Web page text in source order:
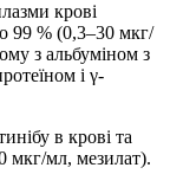
крові
99 % (0,3–30 мкг/
з альбуміном з
і γ-
в крові та
мкг/мл, мезилат).